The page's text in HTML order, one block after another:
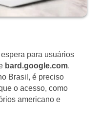
para usuários
bard.google.com.
Brasil, é preciso
o acesso, como
americano e